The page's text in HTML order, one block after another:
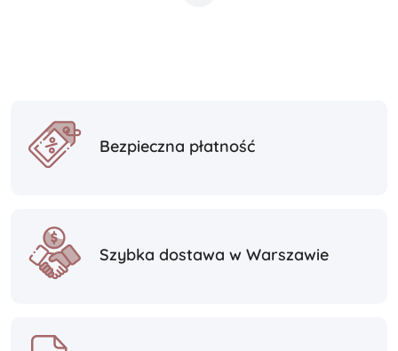
Bezpieczna płatność
Szybka dostawa w Warszawie